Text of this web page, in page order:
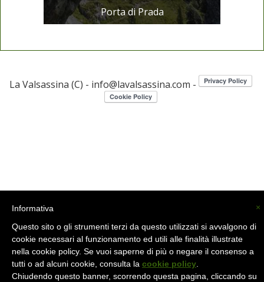
Porta di Prada
La Valsassina (C) - info@lavalsassina.com -
×
Informativa
Questo sito o gli strumenti terzi da questo utilizzati si avvalgono di
cookie necessari al funzionamento ed utili alle finalità illustrate
nella cookie policy. Se vuoi saperne di più o negare il consenso a
tutti o ad alcuni cookie, consulta la cookie policy
Chiudendo questo banner, scorrendo questa pagina, cliccando su